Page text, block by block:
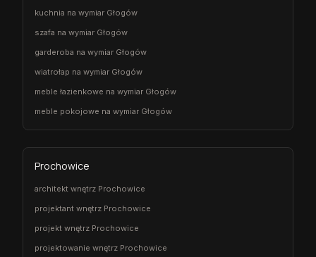
kuchnia na wymiar Głogów
szafa na wymiar Głogów
garderoba na wymiar Głogów
wiatrołap na wymiar Głogów
meble łazienkowe na wymiar Głogów
meble pokojowe na wymiar Głogów
Prochowice
architekt wnętrz Prochowice
projektant wnętrz Prochowice
projekt wnętrz Prochowice
projektowanie wnętrz Prochowice